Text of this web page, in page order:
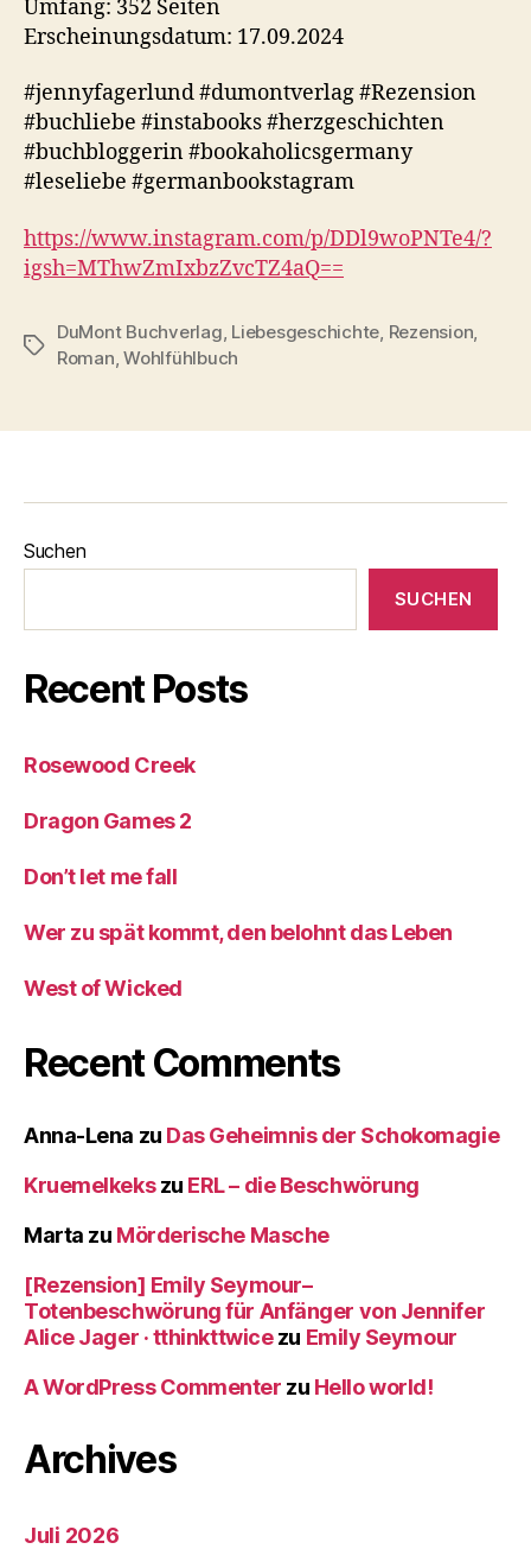
Umfang: 352 Seiten
Erscheinungsdatum: 17.09.2024
#jennyfagerlund #dumontverlag #Rezension
#buchliebe #instabooks #herzgeschichten
#buchbloggerin #bookaholicsgermany
#leseliebe #germanbookstagram
https://www.instagram.com/p/DDl9woPNTe4/?
igsh=MThwZmIxbzZvcTZ4aQ==
Schlagwörter
DuMont Buchverlag Liebesgeschichte Rezension
Roman ,Wohlfühlbuch
Suchen
SUCHEN
Recent Posts
Rosewood Creek
Dragon Games 2
Don’t let me fall
Wer zu spät kommt, den belohnt das Leben
West of Wicked
Recent Comments
Anna-Lena zu Das Geheimnis der Schokomagie
Kruemelkekszu ERL – die Beschwörung
Marta zu Mörderische Masche
[Rezension] Emily Seymour–
Totenbeschwörung für Anfänger von Jennifer
Alice Jager · tthinkttwicezu Emily Seymour
A WordPress Commenter zu Hello world!
Archives
Juli 2026